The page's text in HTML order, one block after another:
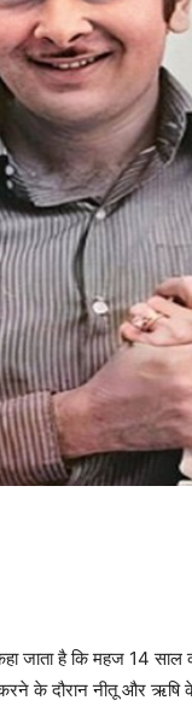
जाता है कि महज 14
करने के दौरान नीतू और